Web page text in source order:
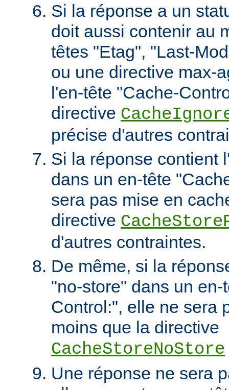
Si la réponse a un
doit aussi contenir au
têtes "Etag", "Last-
ou une directive max-
l'en-tête "Cache-
directive
précise d'autres
Si la réponse contient
dans un en-tête
sera pas mise en
directive
d'autres contraintes.
De même, si la
"no-store" dans un en-
Control:", elle ne sera
moins que la directive
CacheStoreNoStore
Une réponse ne sera